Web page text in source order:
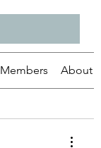
Members About